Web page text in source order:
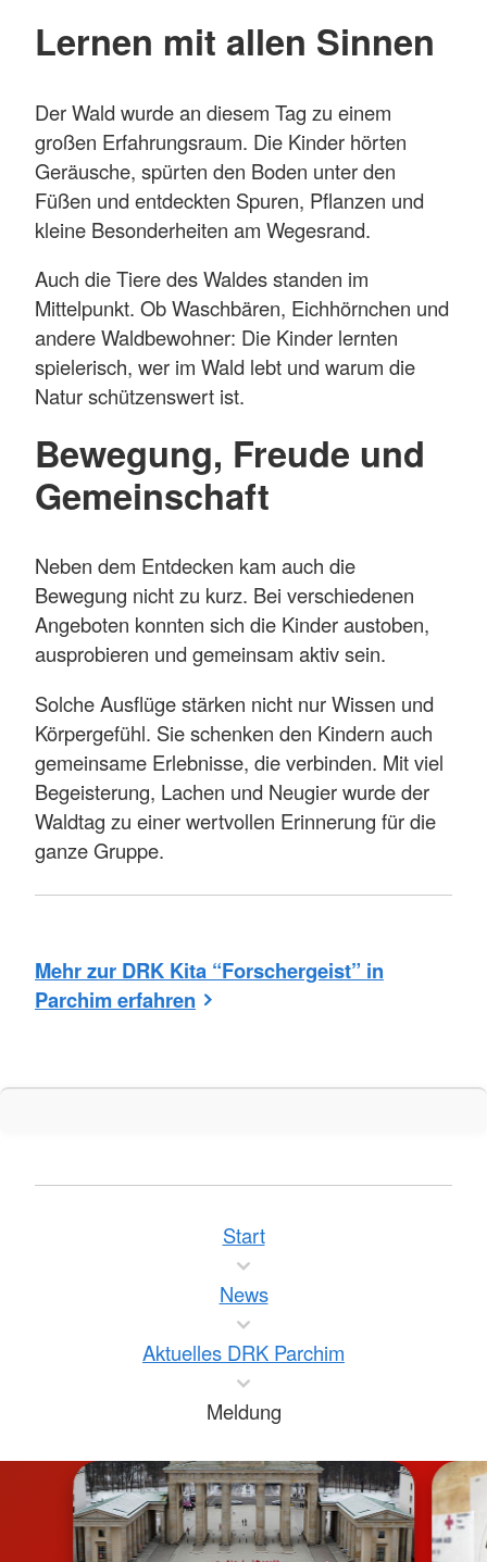
Lernen mit allen Sinnen
Der Wald wurde an diesem Tag zu einem
großen Erfahrungsraum. Die Kinder hörten
Geräusche, spürten den Boden unter den
Füßen und entdeckten Spuren, Pflanzen und
kleine Besonderheiten am Wegesrand.
Auch die Tiere des Waldes standen im
Mittelpunkt. Ob Waschbären, Eichhörnchen und
andere Waldbewohner: Die Kinder lernten
spielerisch, wer im Wald lebt und warum die
Natur schützenswert ist.
Bewegung, Freude und
Gemeinschaft
Neben dem Entdecken kam auch die
Bewegung nicht zu kurz. Bei verschiedenen
Angeboten konnten sich die Kinder austoben,
ausprobieren und gemeinsam aktiv sein.
Solche Ausflüge stärken nicht nur Wissen und
Körpergefühl. Sie schenken den Kindern auch
gemeinsame Erlebnisse, die verbinden. Mit viel
Begeisterung, Lachen und Neugier wurde der
Waldtag zu einer wertvollen Erinnerung für die
ganze Gruppe.
Mehr zur DRK Kita “Forschergeist” in
Parchim erfahren
Start
News
Aktuelles DRK Parchim
Meldung